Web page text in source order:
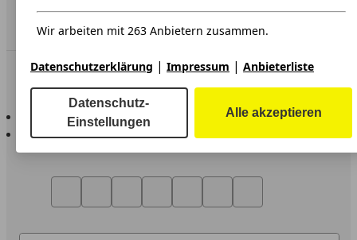
Händler
In Verbindung bleiben
AutoScout24 für iOS
AutoScout24 für Android
Wir arbeiten mit 263 Anbietern zusammen.
Datenschutzerklärung | Impressum | Anbieterliste
Datenschutz-
Einstellungen
Alle akzeptieren